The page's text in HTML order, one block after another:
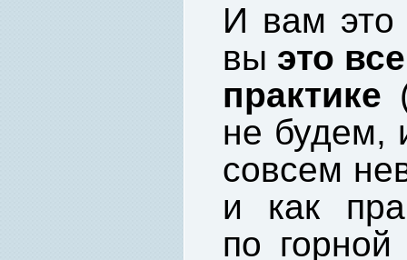
И вам это
вы это
практике
не будем,
совсем
и как
по